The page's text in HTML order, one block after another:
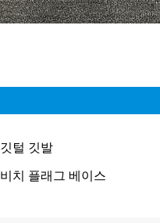
깃털 깃발
비치 플래그 베이스